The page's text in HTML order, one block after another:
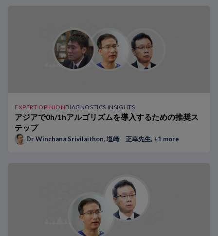
EXPERT OPINIONDIAGNOSTICS INSIGHTS
アジアで0h/1hアルゴリズムを導入するための推奨ス
テップ
Dr Winchana Srivilaithon, 塩崎 正幸先生, +1 more